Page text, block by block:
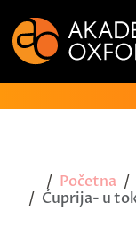
Početna
Ćuprija- u